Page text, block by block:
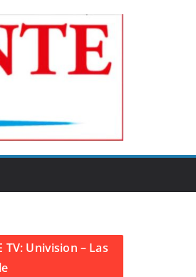
TV: Univision – Las